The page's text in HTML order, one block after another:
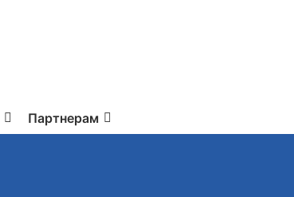
Партнерам